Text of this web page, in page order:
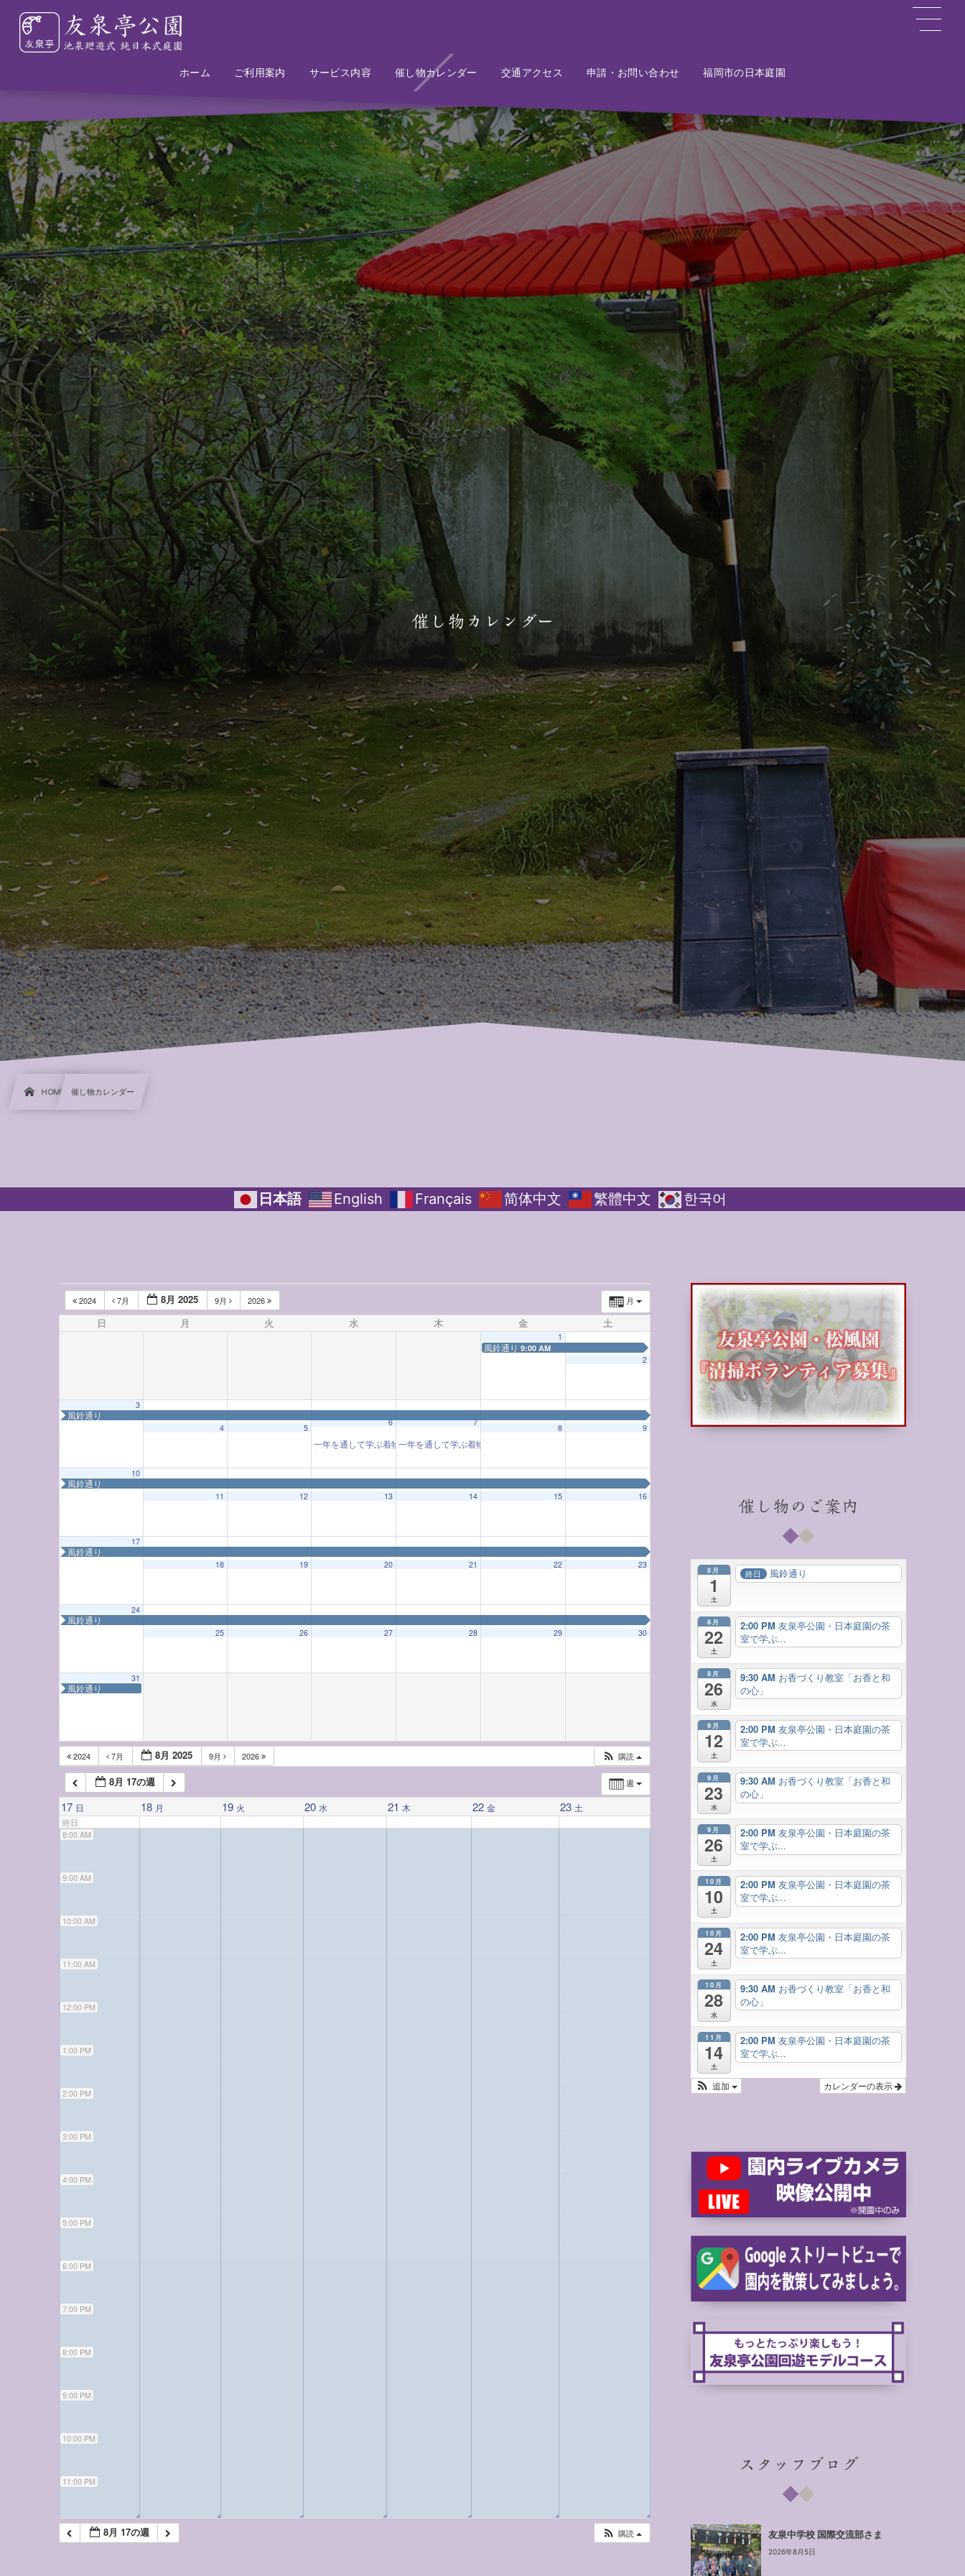
ホーム
Home ご利用案内
Information サービス内容
Service 催し物カレンダー
Event 交通アクセス
Access 申請・お問い合わせ
Contact 福岡市の日本庭園
Potal
催し物カレンダー
HOME 催し物カレンダー
日本語 English Français 简体中文 繁體中文 한국어
月
2024 7月 8月 2025 9月 2026
日 月 火 水 木 金 土
1
風鈴通り 9:00 AM
2
3
風鈴通り
4 5
6
一年を通して学ぶ着物教室「着物と和の心」(202502-12回)
7
一年を通して学ぶ着物教室「着物と和の心」(202502-12回)
8 9
10
風鈴通り
11 12 13 14 15 16
17
風鈴通り
18 19 20 21 22 23
24
風鈴通り
25 26 27 28 29 30
31
風鈴通り
2024 7月 8月 2025 9月 2026 購読
週
8月 17の週
17 日 18 月 19 火 20 水 21 木 22 金 23 土
終日
12:00 AM
3:00 AM
6:00 AM
7:00 AM
8:00 AM
9:00 AM
10:00 AM
11:00 AM
12:00 PM
1:00 PM
2:00 PM
3:00 PM
4:00 PM
5:00 PM
6:00 PM
7:00 PM
8:00 PM
9:00 PM
10:00 PM
11:00 PM
◤
◢
風鈴通り
◢
風鈴通り
◢
風鈴通り
◢
風鈴通り
◢
風鈴通り
◢
風鈴通り
◢
風鈴通り
8月 17の週 購読
催し物のご案内
8月
1
土
終日 風鈴通り
8月
22
土
2:00 PM 友泉亭公園・日本庭園の茶
室で学ぶ...
8月
26
水
9:30 AM お香づくり教室「お香と和
の心」
9月
12
土
2:00 PM 友泉亭公園・日本庭園の茶
室で学ぶ...
9月
23
水
9:30 AM お香づくり教室「お香と和
の心」
9月
26
土
2:00 PM 友泉亭公園・日本庭園の茶
室で学ぶ...
10月
10
土
2:00 PM 友泉亭公園・日本庭園の茶
室で学ぶ...
10月
24
土
2:00 PM 友泉亭公園・日本庭園の茶
室で学ぶ...
10月
28
水
9:30 AM お香づくり教室「お香と和
の心」
11月
14
土
2:00 PM 友泉亭公園・日本庭園の茶
室で学ぶ...
カレンダーの表示
追加
スタッフブログ
友泉中学校 国際交流部さま
2026年8月5日